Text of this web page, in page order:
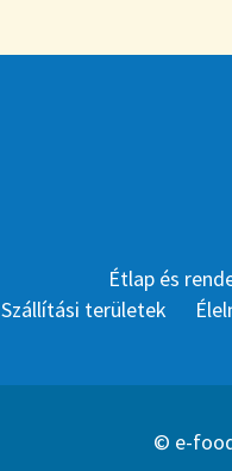
Étlap és
Szállítási területek
© e-